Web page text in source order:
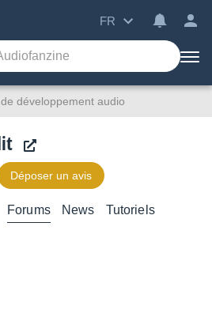
FR
développement audio
Déposer un avis
Forums News Tutoriels